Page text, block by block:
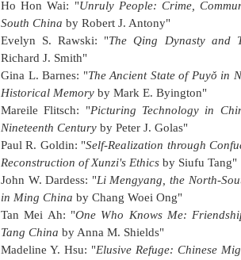
Ho Hon Wai: "Unruly People: Crime,
South China by Robert J. Antony"
Evelyn S. Rawski: "The Qing Dynasty and
Richard J. Smith"
Gina L. Barnes: "The Ancient State of Puyǒ in
Historical Memory by Mark E. Byington"
Mareile Flitsch: "Picturing Technology in
Nineteenth Century by Peter J. Golas"
Paul R. Goldin: "Self-Realization through
Reconstruction of Xunzi's Ethics by Siufu Tang"
John W. Dardess: "Li Mengyang, the North-
in Ming China by Chang Woei Ong"
Tan Mei Ah: "One Who Knows Me:
Tang China by Anna M. Shields"
Madeline Y. Hsu: "Elusive Refuge: Chinese